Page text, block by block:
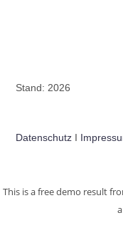
Stand: 2026
Datenschutz I
This is a free demo result